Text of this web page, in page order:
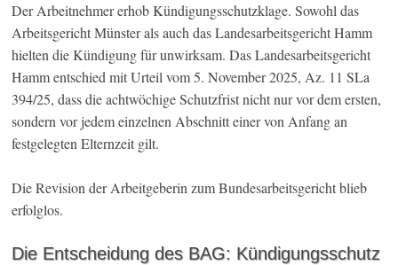
Der Arbeitnehmer erhob Kündigungsschutzklage. Sowohl das
Arbeitsgericht Münster als auch das Landesarbeitsgericht Hamm
hielten die Kündigung für unwirksam. Das Landesarbeitsgericht
Hamm entschied mit Urteil vom 5. November 2025, Az. 11 SLa
394/25, dass die achtwöchige Schutzfrist nicht nur vor dem ersten,
sondern vor jedem einzelnen Abschnitt einer von Anfang an
festgelegten Elternzeit gilt.
Die Revision der Arbeitgeberin zum Bundesarbeitsgericht blieb
erfolglos.
Die Entscheidung des BAG: Kündigungsschutz